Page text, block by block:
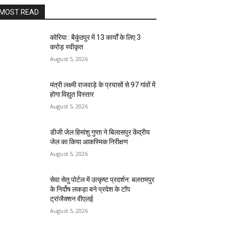
READ
कोरिया : बैकुंठपुर में 13 कार्यों के लिए 3
करोड़ स्वीकृत
August 5, 2026
मंत्री लक्ष्मी राजवाड़े के प्रयासों से 97 गांवों में
होगा विद्युत विस्तार
August 5, 2026
डीजी जेल हिमांशु गुप्ता ने बिलासपुर केंद्रीय
जेल का किया आकस्मिक निरीक्षण
August 5, 2026
सेवा सेतु पोर्टल में उत्कृष्ट प्रदर्शन: बलरामपुर
के निर्दोष लकड़ा बने प्रदेश के टॉप
ट्रांजैक्शन वीएलई
August 5, 2026